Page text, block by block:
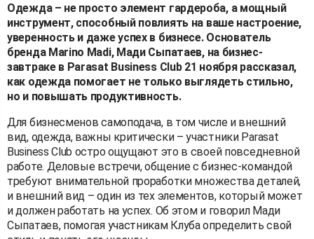
Одежда – не просто элемент гардероба, а мощный
инструмент, способный повлиять на ваше настроение,
уверенность и даже успех в бизнесе. Основатель
бренда Marino Madi, Мади Сыпатаев, на бизнес-
завтраке в Parasat Business Club 21 ноября рассказал,
как одежда помогает не только выглядеть стильно,
но и повышать продуктивность.
Для бизнесменов самоподача, в том числе и внешний
вид, одежда, важны критически – участники Parasat
Business Club остро ощущают это в своей повседневной
работе. Деловые встречи, общение с бизнес-командой
требуют внимательной проработки множества деталей,
и внешний вид – один из тех элементов, который может
и должен работать на успех. Об этом и говорил Мади
Сыпатаев, помогая участникам Клуба определить свой